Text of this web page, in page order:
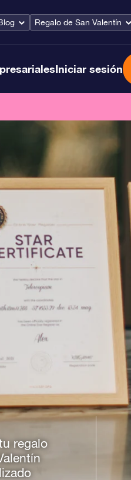
Regalo de San Valentín
Iniciar sesión
regalo